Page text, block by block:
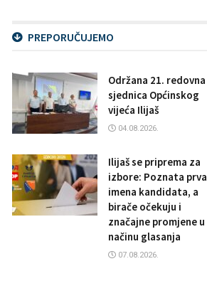
PREPORUČUJEMO
Održana 21. redovna
sjednica Općinskog
vijeća Ilijaš
04.08.2026.
Ilijaš se priprema za
izbore: Poznata prva
imena kandidata, a
birače očekuju i
značajne promjene u
načinu glasanja
07.08.2026.